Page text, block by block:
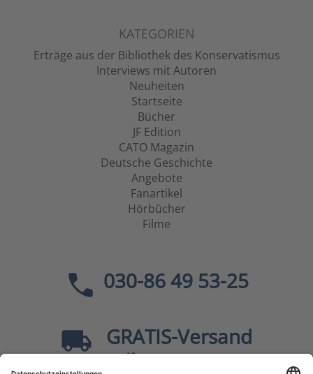
KATEGORIEN
Erträge aus der Bibliothek des Konservatismus
Interviews mit Autoren
Neuheiten
Startseite
Bücher
JF Edition
CATO Magazin
Deutsche Geschichte
Angebote
Fanartikel
Hörbücher
Filme
030-86 49 53-25
GRATIS-Versand
40